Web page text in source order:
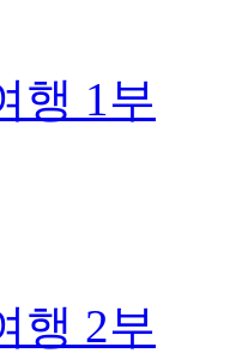
행 1부
행 2부